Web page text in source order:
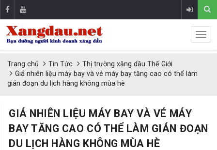
Trang chủ Tin Tức
Thị trường xăng dầu Thế Giới
Giá nhiên liệu máy bay và vé máy bay tăng cao có thể làm
gián đoạn du lịch hàng không mùa hè
GIÁ NHIÊN LIỆU MÁY BAY VÀ VÉ MÁY
BAY TĂNG CAO CÓ THỂ LÀM GIÁN ĐOẠN
DU LỊCH HÀNG KHÔNG MÙA HÈ